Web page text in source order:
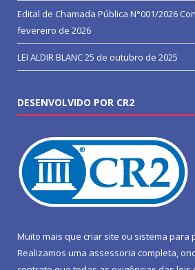
Edital de Chamada Pública N°001/2026
fevereiro de 2026
LEI ALDIR BLANC25 de outubro de 2025
DESENVOLVIDO POR CR2
Muito mais que criar site ou sistema para
Realizamos uma assessoria completa,